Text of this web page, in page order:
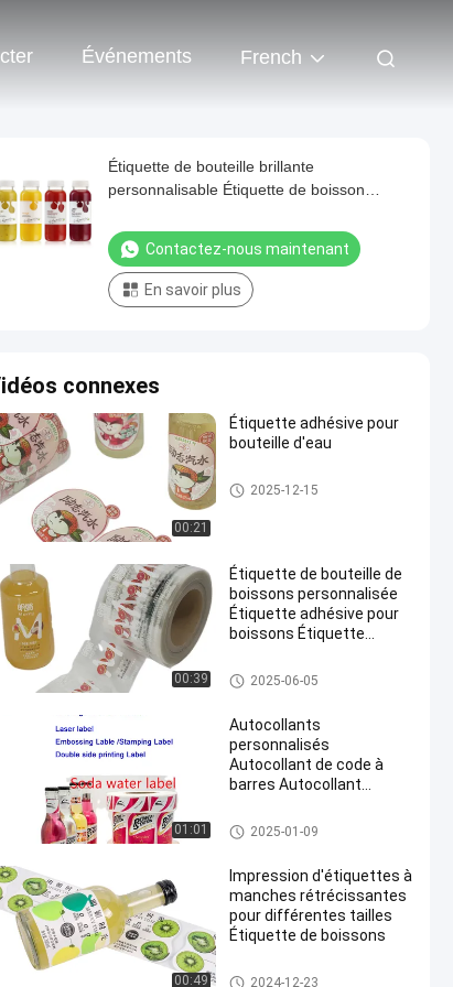
Événements French
Étiquette de bouteille brillante
personnalisable Étiquette de boisson
Contactez-nous maintenant
En savoir plus
connexes
00:21
Étiquette adhésive pour
bouteille d'eau
étiquette de bouteille de boiss
ons
2025-12-15
00:39
Étiquette de bouteille de
boissons personnalisée
Étiquette adhésive pour
boissons Étiquette
pour le jus de bière et plus
étiquette de bouteille de boiss
ons
2025-06-05
01:01
Autocollants
personnalisés
Autocollant de code à
barres Autocollant
Autocollant de boîte à
papiers Autocollant
d'autocollant pour
étiquette de bouteille de
vin
étiquette de bouteille de boiss
ons
2025-01-09
00:49
Impression d'étiquettes à
manches rétrécissantes
pour différentes tailles
Étiquette de boissons
étiquette de bouteille de boiss
2024-12-23